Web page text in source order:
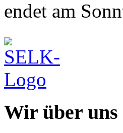
endet am
Wir über uns